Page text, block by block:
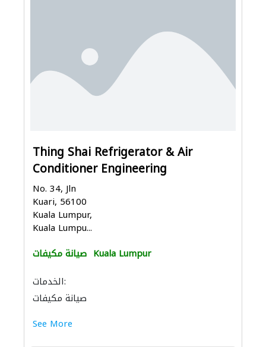
Thing Shai Refrigerator & Air
Conditioner Engineering
No. 34, Jln
Kuari, 56100
Kuala Lumpur,
Kuala Lumpu...
صيانة مكيفات Kuala Lumpur
الخدمات:
صيانة مكيفات
See More